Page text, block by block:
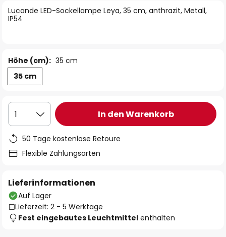
Lucande LED-Sockellampe Leya, 35 cm, anthrazit, Metall,
IP54
Höhe (cm): 35 cm
35 cm
1 In den Warenkorb
50 Tage kostenlose Retoure
Flexible Zahlungsarten
Lieferinformationen
Auf Lager
Lieferzeit: 2 - 5 Werktage
Fest eingebautes Leuchtmittel enthalten